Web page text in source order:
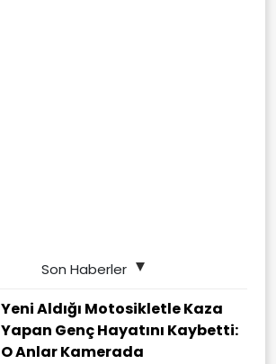
Son Haberler
Yeni Aldığı Motosikletle Kaza
Yapan Genç Hayatını Kaybetti:
O Anlar Kamerada